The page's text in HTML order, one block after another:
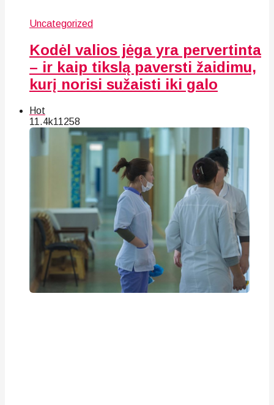
Uncategorized
Kodėl valios jėga yra pervertinta
– ir kaip tikslą paversti žaidimu,
kurį norisi sužaisti iki galo
Hot
11.4k11258